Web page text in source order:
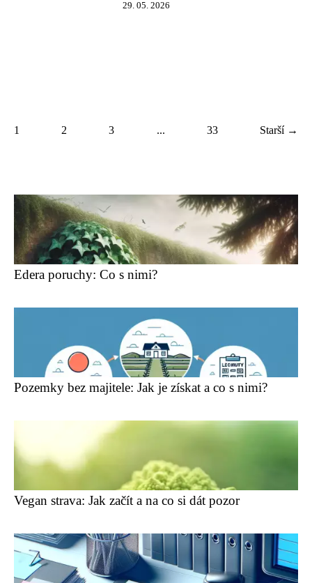
29. 05. 2026
1 2 3 ... 33 Starší →
Edera poruchy: Co s nimi?
Pozemky bez majitele: Jak je získat a co s nimi?
Vegan strava: Jak začít a na co si dát pozor